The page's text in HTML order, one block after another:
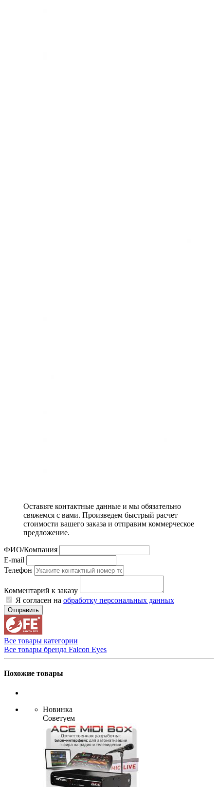
Оставьте контактные данные и мы обязательно
свяжемся с вами. Произведем быстрый расчет
стоимости вашего заказа и отправим коммерческое
предложение.
ФИО/Компания
E-mail
Телефон
Комментарий к заказу
Я согласен на обработку персональных данных
Отправить
Все товары категории
Все товары бренда Falcon Eyes
Похожие товары
Новинка
Советуем